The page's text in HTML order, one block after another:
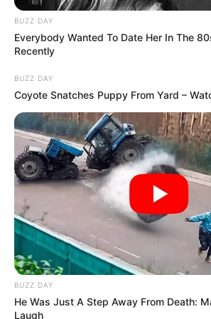
További emelések is jöhetnek a
nyugdíjaknál
juttatásról szólna. A 120 és 140
nyugdíjaknál havi 6–12 ezer
jöhet, míg a 140 ezer forint feletti
differenciált korrekciót ígértek.
elmúlt évek egyik legnagyobb
lehet.
Ez a kérdés foglalkoztat most
érkezhet a pénz
A támogatások a tervek szerint a
megalakulása után, a szükséges
BUZZ DAY
Everybody Wanted To Date Her In The
Recently
BUZZ DAY
Coyote Snatches Puppy From Yard –
BUZZ DAY
He Was Just A Step Away From Death:
Laugh